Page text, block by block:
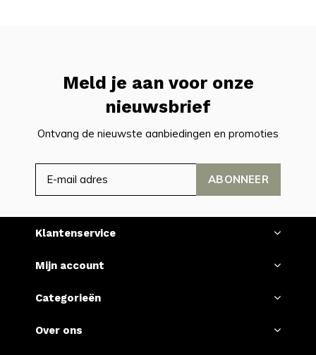
Meld je aan voor onze
nieuwsbrief
Ontvang de nieuwste aanbiedingen en promoties
ABONNEER
Klantenservice
Mijn account
Categorieën
Over ons